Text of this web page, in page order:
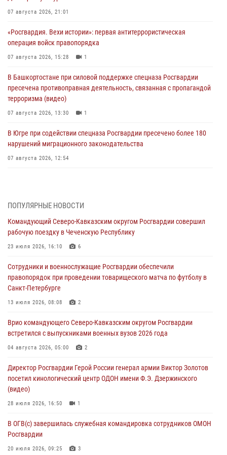
07 августа 2026, 21:01
«Росгвардия. Вехи истории»: первая антитеррористическая
операция войск правопорядка
07 августа 2026, 15:28 1
В Башкортостане при силовой поддержке спецназа Росгвардии
пресечена противоправная деятельность, связанная с пропагандой
терроризма (видео)
07 августа 2026, 13:30 1
В Югре при содействии спецназа Росгвардии пресечено более 180
нарушений миграционного законодательства
07 августа 2026, 12:54
Росгвардии (видео)
07 августа 2026, 12:20
ветераны военной контрразведки почтили память Николая
Кузнецова
07 августа 2026, 12:00
выпуска «Легенды армии с Александром Маршалом»
07 августа 2026, 12:00
Смольного собора в Санкт-Петербурге (видео)
3 1
ПОПУЛЯРНЫЕ НОВОСТИ
Командующий Северо-Кавказским округом Росгвардии совершил
рабочую поездку в Чеченскую Республику
23 июля 2026, 16:10 6
Сотрудники и военнослужащие Росгвардии обеспечили
правопорядок при проведении товарищеского матча по футболу в
Санкт-Петербурге
13 июля 2026, 08:08 2
Врио командующего Северо-Кавказским округом Росгвардии
встретился с выпускниками военных вузов 2026 года
04 августа 2026, 05:00 2
Директор Росгвардии Герой России генерал армии Виктор Золотов
посетил кинологический центр ОДОН имени Ф.Э. Дзержинского
(видео)
28 июля 2026, 16:50 1
В ОГВ(с) завершилась служебная командировка сотрудников ОМОН
Росгвардии
20 июля 2026, 09:25 3